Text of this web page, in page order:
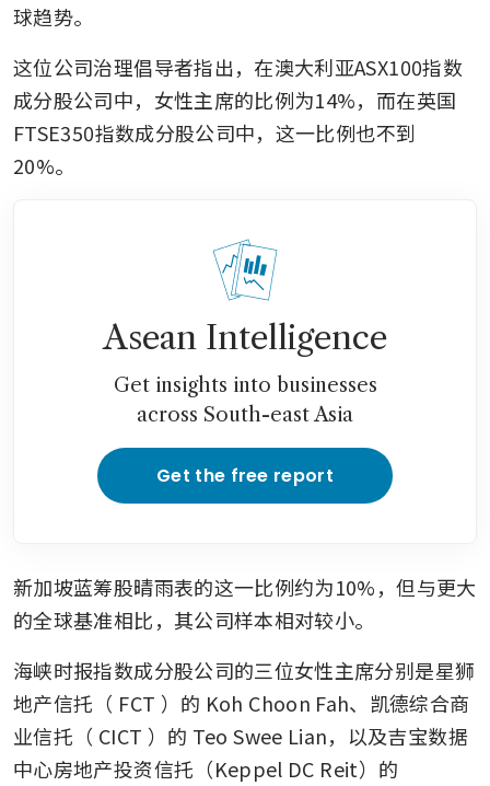
球趋势。
这位公司治理倡导者指出，在澳大利亚ASX100指数
成分股公司中，女性主席的比例为14%，而在英国
FTSE350指数成分股公司中，这一比例也不到
20%。
Asean Intelligence
Get insights into businesses
across South-east Asia
Get the free report
新加坡蓝筹股晴雨表的这一比例约为10%，但与更大
的全球基准相比，其公司样本相对较小。
海峡时报指数成分股公司的三位女性主席分别是星狮
地产信托（ FCT ）的 Koh Choon Fah、凯德综合商
业信托（ CICT ）的 Teo Swee Lian，以及吉宝数据
中心房地产投资信托（Keppel DC Reit）的